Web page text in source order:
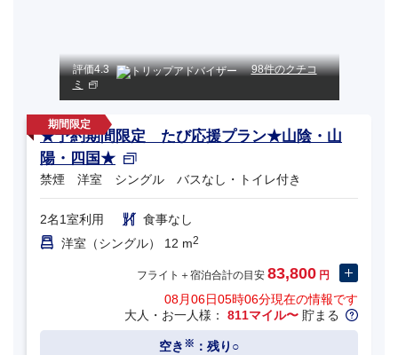
評価4.3
98件のクチコ
ミ
★予約期間限定 たび応援プラン★山陰・山
陽・四国★
禁煙 洋室 シングル バスなし・トイレ付き
2名1室利用
食事なし
洋室（シングル） 12 m2
フライト＋宿泊合計の目安 83,800 円
08月06日05時06分現在の情報です
大人・お一人様： 811マイル〜 貯まる
空き ※ ：残り○